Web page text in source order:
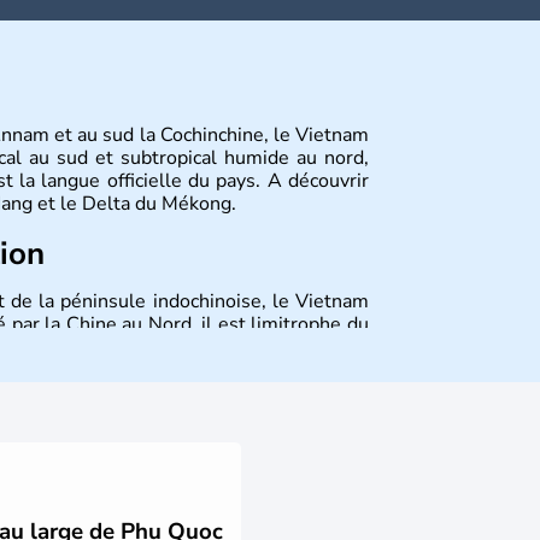
et au sud la Cochinchine, le Vietnam
au sud et subtropical humide au nord,
la langue officielle du pays. A découvrir
et le Delta du Mékong.
la péninsule indochinoise, le Vietnam
la Chine au Nord, il est limitrophe du
large de Phu Quoc